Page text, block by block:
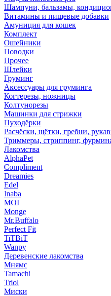
Шампуни, бальзамы,
Витамины и пищевые добавки
Амуниция для кошек
Комплект
Ошейники
Поводки
Прочее
Шлейки
Груминг
Аксессуары для груминга
Когтерезы, ножницы
Колтунорезы
Машинки для стрижки
Пуходёрки
Расчёски, щётки, гребни,
Триммеры, стриппинг,
Лакомства
AlphaPet
Compliment
Dreamies
Edel
Inaba
MOI
Monge
Mr.Buffalo
Perfect Fit
TiTBiT
Wanpy
Деревенские лакомства
Мнямс
Tamachi
Triol
Миски